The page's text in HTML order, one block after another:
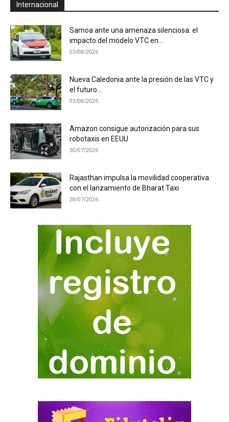
Internacional
Samoa ante una amenaza silenciosa: el
impacto del modelo VTC en...
03/08/2026
Nueva Caledonia ante la presión de las VTC y
el futuro...
03/08/2026
Amazon consigue autorización para sus
robotaxis en EEUU
30/07/2026
Rajasthan impulsa la movilidad cooperativa
con el lanzamiento de Bharat Taxi
28/07/2026